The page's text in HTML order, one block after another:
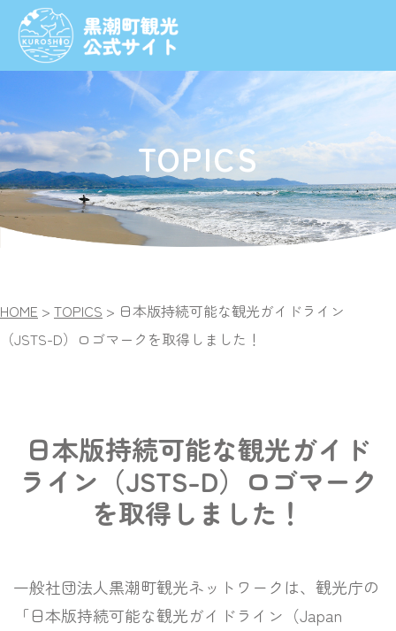
TOPICS
HOME > TOPICS > 日本版持続可能な観光ガイドライン
（JSTS-D）ロゴマークを取得しました！
日本版持続可能な観光ガイド
ライン（JSTS-D）ロゴマーク
を取得しました！
一般社団法人黒潮町観光ネットワークは、 観光庁の
「日本版持続可能な観光ガイドライン （Japan